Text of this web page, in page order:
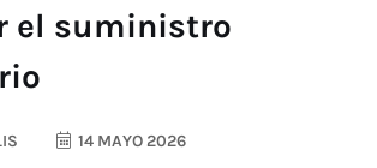
el suministro
14 MAYO 2026